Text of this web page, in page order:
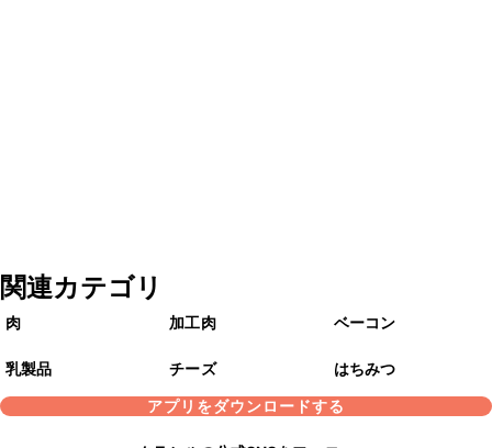
関連カテゴリ
肉 加工肉 ベーコン
乳製品 チーズ
はちみつ
アプリをダウンロードする